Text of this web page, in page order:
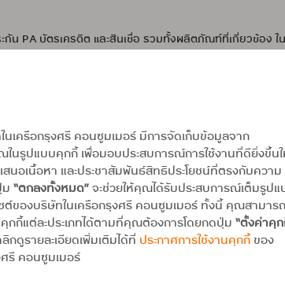
นเครือกรุงศรี คอนซูมเมอร์ มีการจัดเก็บข้อมูลจาก
ในรูปแบบคุกกี้ เพื่อมอบประสบการณ์การใช้งานที่ดียิ่งขึ้น
นอเนื้อหา และประชาสัมพันธ์สิทธิประโยชน์ที่ตรงกับความ
“ตกลงทั้งหมด”จะช่วยให้คุณได้รับประสบการณ์เต็มรูปแ
ซต์ของบริษัทในเครือกรุงศรี คอนซูมเมอร์ ทั้งนี้ คุณสามารถ
กกี้แต่ละประเภทได้ตามที่คุณต้องการโดยกดปุ่ม “ตั้งค่าคุก
ดูรายละเอียดเพิ่มเติมได้ที่ ประกาศการใช้งานคุกกี้ของ
รี คอนซูมเมอร์
น PA บัตรเครดิต และสินเชื่อ รวมทั้งผลิตภัณฑ์ที่เกี่ยวข้อง
ให้คำปรึกษา และคำแนะนำลูกค้าได้
ายของสาขาได้
ลุเป้าหมายในการทำงานร่วมกัน
, บัตรเครดิต, ประกันภัยและประกันชีวิตมา จะได้รับพิจารณา